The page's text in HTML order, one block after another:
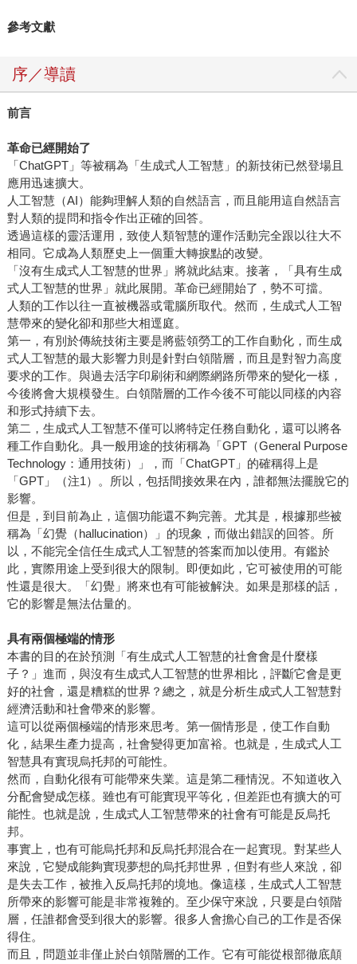
參考文獻
序／導讀
前言
革命已經開始了
「ChatGPT」等被稱為「生成式人工智慧」的新技術已然登場且
應用迅速擴大。
人工智慧（AI）能夠理解人類的自然語言，而且能用這自然語言
對人類的提問和指令作出正確的回答。
透過這樣的靈活運用，致使人類智慧的運作活動完全跟以往大不
相同。它成為人類歷史上一個重大轉捩點的改變。
「沒有生成式人工智慧的世界」將就此結束。接著，「具有生成
式人工智慧的世界」就此展開。革命已經開始了，勢不可擋。
人類的工作以往一直被機器或電腦所取代。然而，生成式人工智
慧帶來的變化卻和那些大相逕庭。
第一，有別於傳統技術主要是將藍領勞工的工作自動化，而生成
式人工智慧的最大影響力則是針對白領階層，而且是對智力高度
要求的工作。與過去活字印刷術和網際網路所帶來的變化一樣，
今後將會大規模發生。白領階層的工作今後不可能以同樣的內容
和形式持續下去。
第二，生成式人工智慧不僅可以將特定任務自動化，還可以將各
種工作自動化。具一般用途的技術稱為「GPT（General Purpose
Technology：通用技術）」，而「ChatGPT」的確稱得上是
「GPT」（注1）。所以，包括間接效果在內，誰都無法擺脫它的
影響。
但是，到目前為止，這個功能還不夠完善。尤其是，根據那些被
稱為「幻覺（hallucination）」的現象，而做出錯誤的回答。所
以，不能完全信任生成式人工智慧的答案而加以使用。有鑑於
此，實際用途上受到很大的限制。即便如此，它可被使用的可能
性還是很大。「幻覺」將來也有可能被解決。如果是那樣的話，
它的影響是無法估量的。
具有兩個極端的情形
本書的目的在於預測「有生成式人工智慧的社會會是什麼樣
子？」進而，與沒有生成式人工智慧的世界相比，評斷它會是更
好的社會，還是糟糕的世界？總之，就是分析生成式人工智慧對
經濟活動和社會帶來的影響。
這可以從兩個極端的情形來思考。第一個情形是，使工作自動
化，結果生產力提高，社會變得更加富裕。也就是，生成式人工
智慧具有實現烏托邦的可能性。
然而，自動化很有可能帶來失業。這是第二種情況。不知道收入
分配會變成怎樣。雖也有可能實現平等化，但差距也有擴大的可
能性。也就是說，生成式人工智慧帶來的社會有可能是反烏托
邦。
事實上，也有可能烏托邦和反烏托邦混合在一起實現。對某些人
來說，它變成能夠實現夢想的烏托邦世界，但對有些人來說，卻
是失去工作，被推入反烏托邦的境地。像這樣，生成式人工智慧
所帶來的影響可能是非常複雜的。至少保守來說，只要是白領階
層，任誰都會受到很大的影響。很多人會擔心自己的工作是否保
得住。
而且，問題並非僅止於白領階層的工作。它有可能從根部徹底顛